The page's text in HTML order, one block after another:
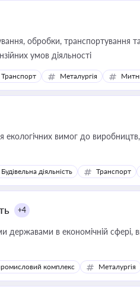
обробки, транспортування
умов діяльності
Транспорт Металургія
екологічних вимог до
Будівельна діяльність Транспорт
+4
державами в економічній сфері,
комплекс Металургія